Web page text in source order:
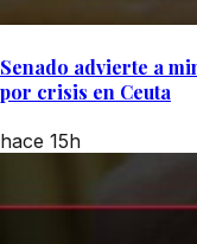
Senado advierte a
por crisis en Ceuta
hace 15h